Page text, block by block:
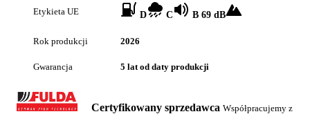
Etykieta UE D C B 69 dB
Rok produkcji 2026
Gwarancja 5 lat od daty produkcji
Certyfikowany sprzedawca Współpracujemy z